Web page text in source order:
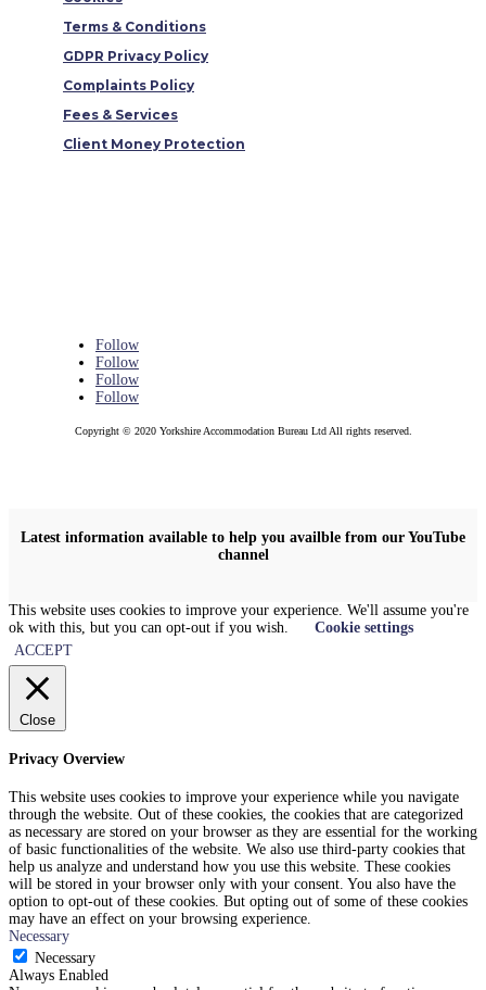
Terms & Conditions
GDPR Privacy Policy
Complaints Policy
Fees & Services
Client Money Protection
Follow
Follow
Follow
Follow
Copyright © 2020 Yorkshire Accommodation Bureau Ltd All rights reserved.
Latest information available to help you availble from our YouTube
channel
This website uses cookies to improve your experience. We'll assume you're
ok with this, but you can opt-out if you wish.
Cookie settings
ACCEPT
Close
Privacy Overview
This website uses cookies to improve your experience while you navigate
through the website. Out of these cookies, the cookies that are categorized
as necessary are stored on your browser as they are essential for the working
of basic functionalities of the website. We also use third-party cookies that
help us analyze and understand how you use this website. These cookies
will be stored in your browser only with your consent. You also have the
option to opt-out of these cookies. But opting out of some of these cookies
may have an effect on your browsing experience.
Necessary
Necessary
Always Enabled